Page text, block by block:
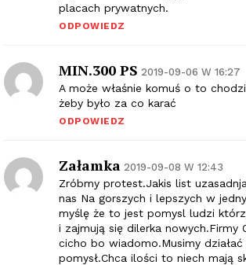
placach prywatnych.
ODPOWIEDZ
MIN.300 PS 2019-09-06 W 16:27
A może właśnie komuś o to
żeby było za co karać
ODPOWIEDZ
Załamka 2019-09-08 W 12:43
Zróbmy protest.Jakis list
nas Na gorszych i lepszych w
myślę że to jest pomysl ludzi
i zajmują się dilerka nowych.Firmy
cicho bo wiadomo.Musimy
pomysł.Chca ilości to niech mają